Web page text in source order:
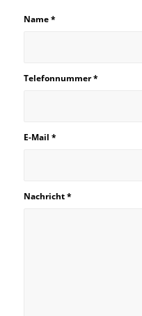
Name*
Telefonnummer*
E-Mail *
Nachricht*